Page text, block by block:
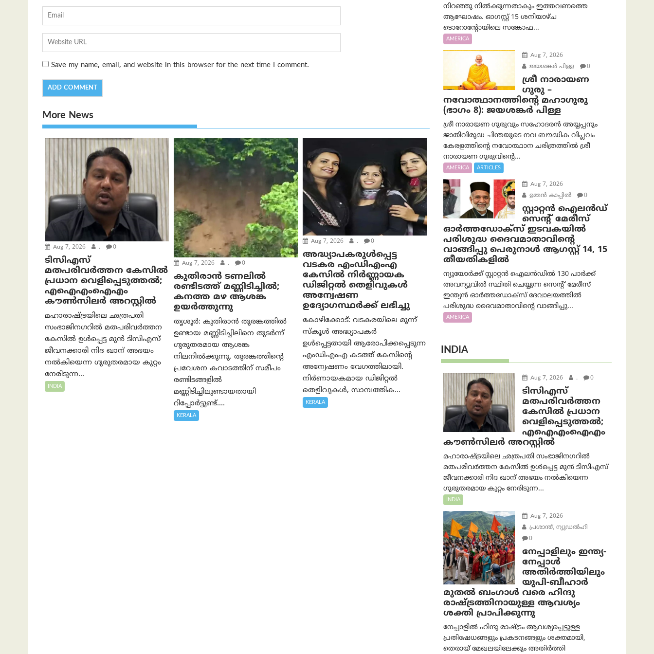
Save my name, email, and website in this browser for the next time I comment.
More News
Aug 7, 2026 . 0
ടിസിഎസ്
മതപരിവർത്തന കേസിൽ
പ്രധാന വെളിപ്പെടുത്തൽ;
എഐഎംഐഎം
കൗൺസിലർ അറസ്റ്റിൽ
മഹാരാഷ്ട്രയിലെ ഛത്രപതി
സംഭാജിനഗറിൽ മതപരിവർത്തന
കേസിൽ ഉൾപ്പെട്ട മുൻ ടിസിഎസ്
ജീവനക്കാരി നിദ ഖാന് അഭയം
നൽകിയെന്ന ഗുരുതരമായ കുറ്റം
നേരിടുന്ന...
INDIA
Aug 7, 2026 . 0
കുതിരാൻ ടണലിൽ
രണ്ടിടത്ത് മണ്ണിടിച്ചിൽ;
കനത്ത മഴ ആശങ്ക
ഉയർത്തുന്നു
തൃശൂർ: കുതിരാൻ തുരങ്കത്തിൽ
ഉണ്ടായ മണ്ണിടിച്ചിലിനെ തുടർന്ന്
ഗുരുതരമായ ആശങ്ക
നിലനിൽക്കുന്നു. തുരങ്കത്തിന്റെ
പ്രവേശന കവാടത്തിന് സമീപം
രണ്ടിടങ്ങളിൽ
മണ്ണിടിച്ചിലുണ്ടായതായി
റിപ്പോർട്ടുണ്ട്....
KERALA
Aug 7, 2026 . 0
അദ്ധ്യാപകരുള്‍പ്പെട്ട
വടകര എംഡി‌എം‌എ
കേസില്‍ നിര്‍ണ്ണായക
ഡിജിറ്റല്‍ തെളിവുകള്‍
അന്വേഷണ
ഉദ്യോഗസ്ഥര്‍ക്ക് ലഭിച്ചു
കോഴിക്കോട്: വടകരയിലെ മൂന്ന്
സ്കൂൾ അദ്ധ്യാപകർ
ഉൾപ്പെട്ടതായി ആരോപിക്കപ്പെടുന്ന
എംഡിഎംഎ കടത്ത് കേസിന്റെ
അന്വേഷണം വേഗത്തിലായി.
നിർണായകമായ ഡിജിറ്റൽ
തെളിവുകൾ, സാമ്പത്തിക...
KERALA
നിറഞ്ഞു നിൽക്കുന്നതാകും ഇത്തവണത്തെ
ആഘോഷം. ഓഗസ്റ്റ് 15 ശനിയാഴ്ച
ടൊറോന്റോയിലെ സങ്കോഫ...
AMERICA
Aug 7, 2026
ജയശങ്കര്‍ പിള്ള
0
ശ്രീ നാരായണ
ഗുരു –
നവോത്ഥാനത്തിന്റെ മഹാഗുരു
(ഭാഗം 8): ജയശങ്കര്‍ പിള്ള
ശ്രീ നാരായണ ഗുരുവും സഹോദരൻ അയ്യപ്പനും
ജാതിവിരുദ്ധ ചിന്തയുടെ നവ ബൗദ്ധിക വിപ്ലവം
കേരളത്തിന്റെ നവോത്ഥാന ചരിത്രത്തിൽ ശ്രീ
നാരായണ ഗുരുവിന്റെ...
AMERICA ARTICLES
Aug 7, 2026
ഉമ്മന്‍ കാപ്പില്‍
0
സ്റ്റാറ്റൻ ഐലൻഡ്
സെന്റ് മേരീസ്
ഓർത്തഡോക്സ് ഇടവകയിൽ
പരിശുദ്ധ ദൈവമാതാവിന്റെ
വാങ്ങിപ്പു പെരുനാൾ ആഗസ്റ്റ് 14, 15
തീയതികളിൽ
ന്യൂയോർക്ക് സ്റ്റാറ്റൻ ഐലൻഡിൽ 130 പാർക്ക്
അവന്യൂവിൽ സ്ഥിതി ചെയ്യുന്ന സെന്റ് മേരീസ്
ഇന്ത്യൻ ഓർത്തഡോക്സ് ദേവാലയത്തിൽ
പരിശുദ്ധ ദൈവമാതാവിന്റെ വാങ്ങിപ്പു...
AMERICA
INDIA
Aug 7, 2026 . 0
ടിസിഎസ്
മതപരിവർത്തന
കേസിൽ പ്രധാന
വെളിപ്പെടുത്തൽ;
എഐഎംഐഎം
കൗൺസിലർ അറസ്റ്റിൽ
മഹാരാഷ്ട്രയിലെ ഛത്രപതി സംഭാജിനഗറിൽ
മതപരിവർത്തന കേസിൽ ഉൾപ്പെട്ട മുൻ ടിസിഎസ്
ജീവനക്കാരി നിദ ഖാന് അഭയം നൽകിയെന്ന
ഗുരുതരമായ കുറ്റം നേരിടുന്ന...
INDIA
Aug 7, 2026
പ്രശാന്ത്, ന്യൂഡല്‍ഹി
0
നേപ്പാളിലും ഇന്ത്യ-
നേപ്പാൾ
അതിർത്തിയിലും
യുപി-ബീഹാർ
മുതൽ ബംഗാൾ വരെ ഹിന്ദു
രാഷ്ട്രത്തിനായുള്ള ആവശ്യം
ശക്തി പ്രാപിക്കുന്നു
നേപ്പാളിൽ ഹിന്ദു രാഷ്ട്രം ആവശ്യപ്പെട്ടുള്ള
പ്രതിഷേധങ്ങളും പ്രകടനങ്ങളും ശക്തമായി,
തെരായ് മേഖലയിലേക്കും അതിർത്തി